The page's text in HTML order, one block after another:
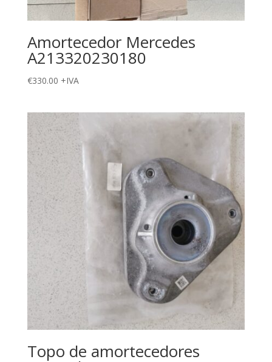
Amortecedor Mercedes
A213320230180
€330.00 +IVA
Topo de amortecedores